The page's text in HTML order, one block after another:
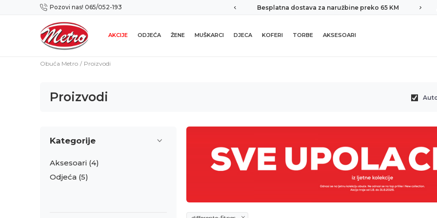
Pozovi nas! 065/052-193
Preuzmi NOVU Metro mobilnu aplikaciju! Besplatna dostava za naružbine preko 65 KM
AKCIJE ODJEĆA ŽENE MUŠKARCI DJECA KOFERI TORBE AKSESOARI
Obuća Metro Proizvodi
Proizvodi
Kategorije
Aksesoari (4)
Odjeća (5)